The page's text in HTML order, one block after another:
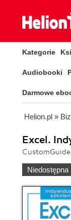
Kategorie
Audiobooki
Darmowe
Helion.pl »
Excel.
Niedostępna